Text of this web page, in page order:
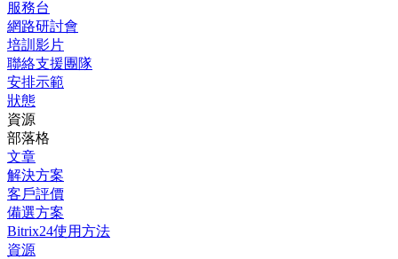
服務台
網路研討會
培訓影片
聯絡支援團隊
安排示範
狀態
資源
部落格
文章
解決方案
客戶評價
備選方案
Bitrix24使用方法
資源